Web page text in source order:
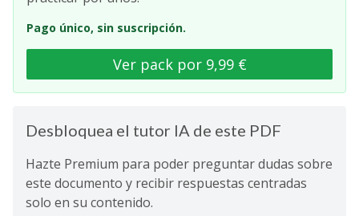
Pago único, sin suscripción.
Ver pack por 9,99 €
Desbloquea el tutor IA de este PDF
Hazte Premium para poder preguntar dudas sobre
este documento y recibir respuestas centradas
solo en su contenido.